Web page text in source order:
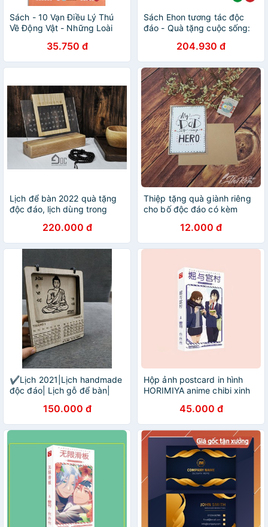
Sách - 10 Vạn Điều Lý Thú
Về Động Vật - Những Loài
35.750 đ
Sách Ehon tương tác độc
đáo - Quà tặng cuộc sống:
204.930 đ
Lịch để bàn 2022 quà tặng
độc đáo, lịch dùng trong
220.000 đ
Thiệp tặng quà giành riêng
cho bố độc đáo có kèm
12.000 đ
✔️Lịch 2021|Lịch handmade
độc đáo| Lịch gỗ để bàn|
150.000 đ
Hộp ảnh postcard in hình
HORIMIYA anime chibi xinh
45.000 đ